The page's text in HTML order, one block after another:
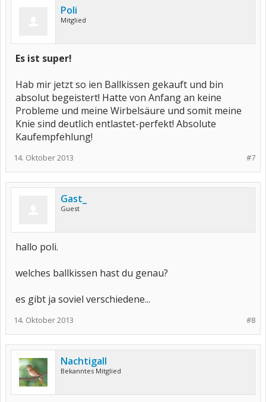
Poli
Mitglied
Es ist super!
Hab mir jetzt so ien Ballkissen gekauft und bin
absolut begeistert! Hatte von Anfang an keine
Probleme und meine Wirbelsäure und somit meine
Knie sind deutlich entlastet-perfekt! Absolute
Kaufempfehlung!
#7
14. Oktober 2013
Gast_
Guest
hallo poli.
welches ballkissen hast du genau?
es gibt ja soviel verschiedene...
#8
14. Oktober 2013
Nachtigall
Bekanntes Mitglied